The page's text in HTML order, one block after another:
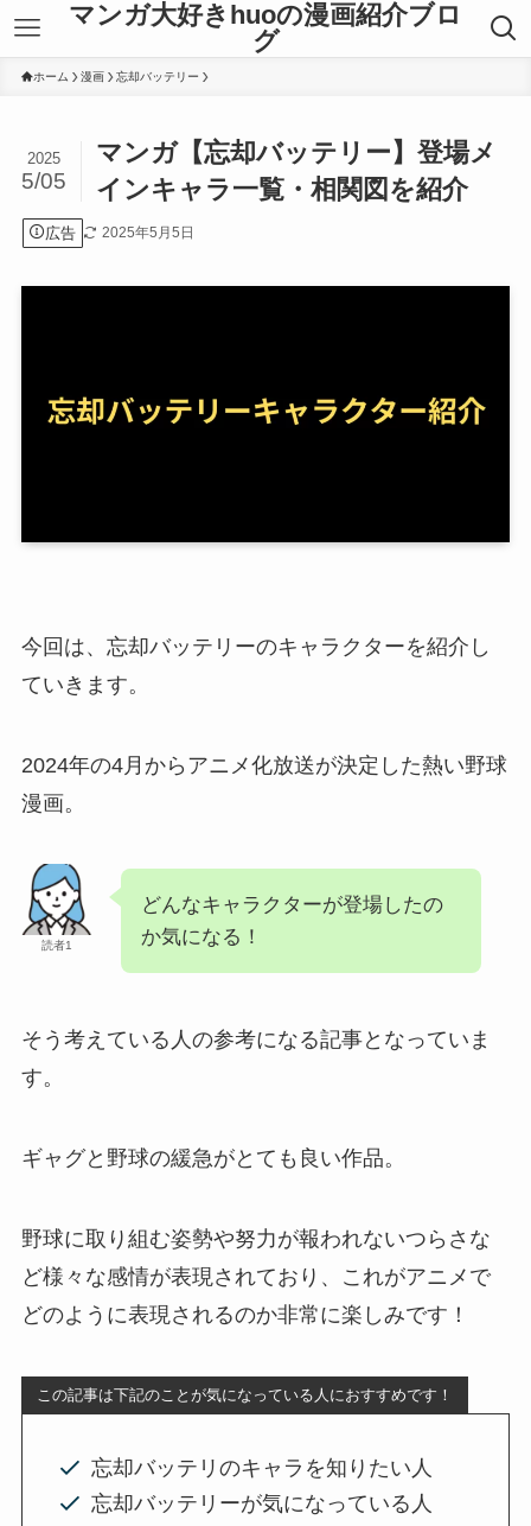
マンガ大好きhuoの漫画紹介ブロ
グ
ホーム 漫画 忘却バッテリー
マンガ【忘却バッテリー】登場メ
インキャラ一覧・相関図を紹介
2025
5/05
広告 2025年5月5日
今回は、忘却バッテリーのキャラクターを紹介し
ていきます。
2024年の4月からアニメ化放送が決定した熱い野球
漫画。
読者1
どんなキャラクターが登場したの
か気になる！
そう考えている人の参考になる記事となっていま
す。
ギャグと野球の緩急がとても良い作品。
野球に取り組む姿勢や努力が報われないつらさな
ど様々な感情が表現されており、これがアニメで
どのように表現されるのか非常に楽しみです！
この記事は下記のことが気になっている人におすすめです！
忘却バッテリのキャラを知りたい人
忘却バッテリーが気になっている人